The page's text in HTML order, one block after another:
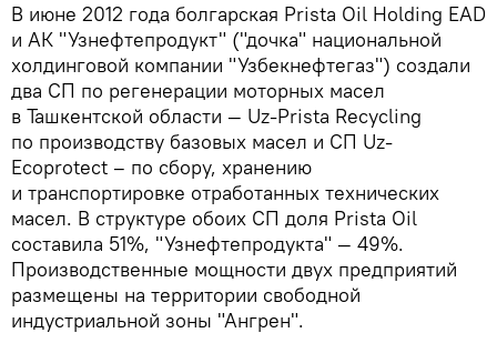
В июне 2012 года болгарская Prista Oil Holding EAD
и АК "Узнефтепродукт" ("дочка" национальной
холдинговой компании "Узбекнефтегаз") создали
два СП по регенерации моторных масел
в Ташкентской области — Uz-Prista Recycling
по производству базовых масел и СП Uz-
Ecoprotect – по сбору, хранению
и транспортировке отработанных технических
масел. В структуре обоих СП доля Prista Oil
составила 51%, "Узнефтепродукта" — 49%.
Производственные мощности двух предприятий
размещены на территории свободной
индустриальной зоны "Ангрен".